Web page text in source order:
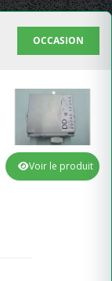
OCCASION
Voir le produit